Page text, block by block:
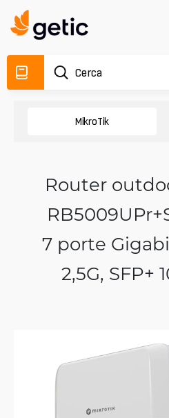
MikroTik
Router
7 porte
2,5G, SFP+